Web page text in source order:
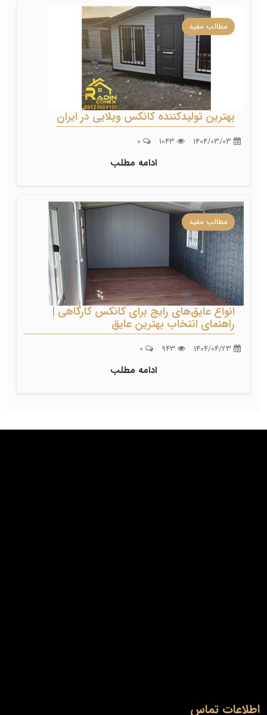
مطالب مفید
بهترین تولیدکننده کانکس ویلایی در ایران
ادامه مطلب
مطالب مفید
انواع عایق‌های رایج برای کانکس کارگاهی |
راهنمای انتخاب بهترین عایق
ادامه مطلب
اطلاعات تماس